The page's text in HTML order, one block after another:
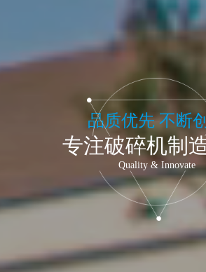
品质优先 不断
专注破碎机制
Quality & Innovate